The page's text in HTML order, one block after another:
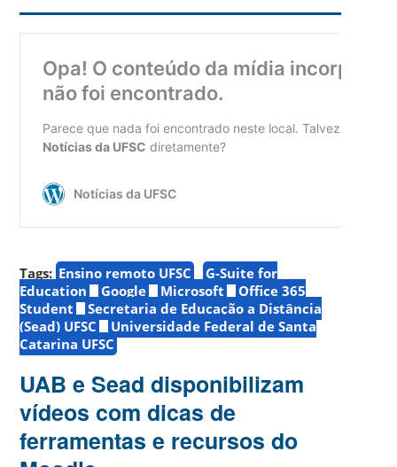
Tags: Ensino remoto UFSC
G-Suite for
Education
Google Microsoft
Office 365
Student
Secretaria de Educação a Distância
(Sead) UFSC
Universidade Federal de Santa
Catarina UFSC
UAB e Sead disponibilizam
vídeos com dicas de
ferramentas e recursos do